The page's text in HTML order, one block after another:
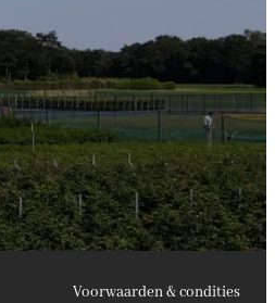
Voorwaarden & condities